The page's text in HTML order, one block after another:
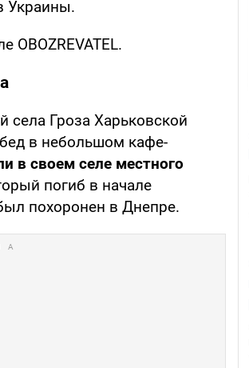
Украины.
OBOZREVATEL.
села Гроза Харьковской
в небольшом кафе-
в своем селе местного
погиб в начале
похоронен в Днепре.